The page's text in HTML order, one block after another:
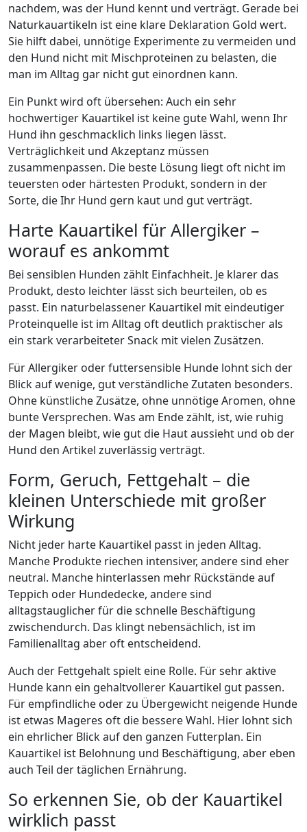
nachdem, was der Hund kennt und verträgt. Gerade bei
Naturkauartikeln ist eine klare Deklaration Gold wert.
Sie hilft dabei, unnötige Experimente zu vermeiden und
den Hund nicht mit Mischproteinen zu belasten, die
man im Alltag gar nicht gut einordnen kann.
Ein Punkt wird oft übersehen: Auch ein sehr
hochwertiger Kauartikel ist keine gute Wahl, wenn Ihr
Hund ihn geschmacklich links liegen lässt.
Verträglichkeit und Akzeptanz müssen
zusammenpassen. Die beste Lösung liegt oft nicht im
teuersten oder härtesten Produkt, sondern in der
Sorte, die Ihr Hund gern kaut und gut verträgt.
Harte Kauartikel für Allergiker –
worauf es ankommt
Bei sensiblen Hunden zählt Einfachheit. Je klarer das
Produkt, desto leichter lässt sich beurteilen, ob es
passt. Ein naturbelassener Kauartikel mit eindeutiger
Proteinquelle ist im Alltag oft deutlich praktischer als
ein stark verarbeiteter Snack mit vielen Zusätzen.
Für Allergiker oder futtersensible Hunde lohnt sich der
Blick auf wenige, gut verständliche Zutaten besonders.
Ohne künstliche Zusätze, ohne unnötige Aromen, ohne
bunte Versprechen. Was am Ende zählt, ist, wie ruhig
der Magen bleibt, wie gut die Haut aussieht und ob der
Hund den Artikel zuverlässig verträgt.
Form, Geruch, Fettgehalt – die
kleinen Unterschiede mit großer
Wirkung
Nicht jeder harte Kauartikel passt in jeden Alltag.
Manche Produkte riechen intensiver, andere sind eher
neutral. Manche hinterlassen mehr Rückstände auf
Teppich oder Hundedecke, andere sind
alltagstauglicher für die schnelle Beschäftigung
zwischendurch. Das klingt nebensächlich, ist im
Familienalltag aber oft entscheidend.
Auch der Fettgehalt spielt eine Rolle. Für sehr aktive
Hunde kann ein gehaltvollerer Kauartikel gut passen.
Für empfindliche oder zu Übergewicht neigende Hunde
ist etwas Mageres oft die bessere Wahl. Hier lohnt sich
ein ehrlicher Blick auf den ganzen Futterplan. Ein
Kauartikel ist Belohnung und Beschäftigung, aber eben
auch Teil der täglichen Ernährung.
So erkennen Sie, ob der Kauartikel
wirklich passt